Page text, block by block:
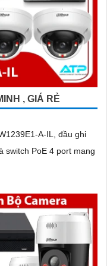
, GIÁ RẺ
A-IL, đầu ghi
switch PoE 4 port mang